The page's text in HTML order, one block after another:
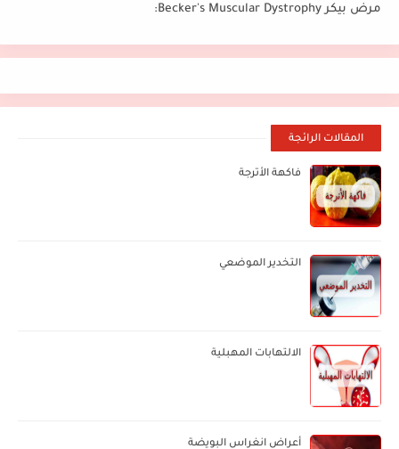
مرض بيكر Becker's Muscular Dystrophy:
المقالات الرائجة
فاكهة الأترجة
التخدير الموضعي
الالتهابات المهبلية
أعراض انغراس البويضة